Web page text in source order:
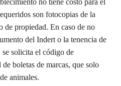
no tiene costo para el
son fotocopias de la
de propiedad. En caso de no
del Indert o la tenencia de
se solicita el código de
boletas de marcas, que solo
animales.